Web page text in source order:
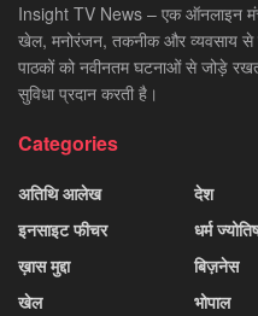
Insight TV News – एक ऑनलाइन मंच
खेल, मनोरंजन, तकनीक और व्यवसाय से
पाठकों को नवीनतम घटनाओं से जोड़े
सुविधा प्रदान करती है।
Categories
अतिथि आलेख
इनसाइट फीचर
ख़ास मुद्दा
खेल
देश
धर्म
बिज़नेस
भोपाल